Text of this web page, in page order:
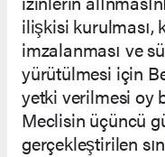
ilişkisi kurulması,
imzalanması ve
yürütülmesi için
yetki verilmesi oy
Meclisin üçüncü
gerçekleştirilen